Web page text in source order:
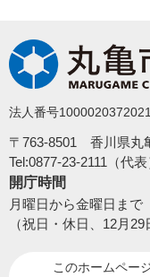
法人番号1000020372021
〒763-8501 香川県丸
Tel:0877-23-2111（代表
開庁時間
月曜日から金曜日ま
（祝日・休日、12月
このホームペー